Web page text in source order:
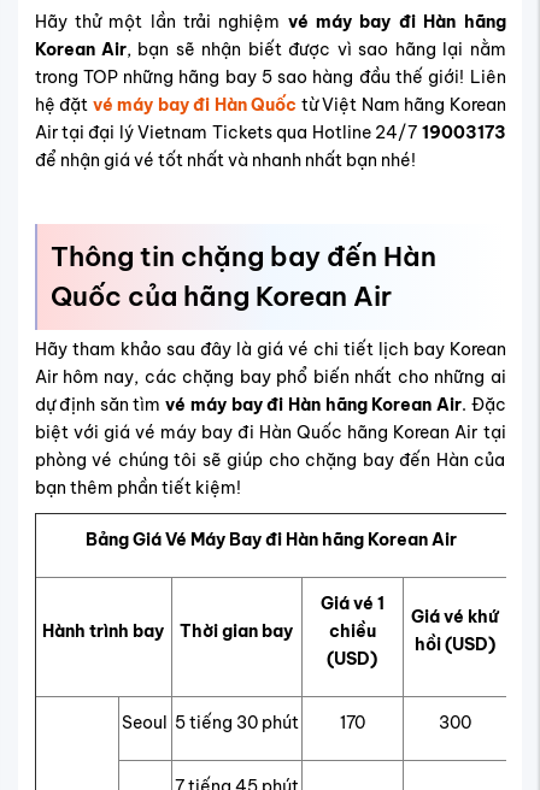
Hãy thử một lần trải nghiệm vé máy bay đi Hàn hãng
Korean Air, bạn sẽ nhận biết được vì sao hãng lại nằm
trong TOP những hãng bay 5 sao hàng đầu thế giới! Liên
hệ đặt vé máy bay đi Hàn Quốc từ Việt Nam hãng Korean
Air tại đại lý Vietnam Tickets qua Hotline 24/7 19003173
để nhận giá vé tốt nhất và nhanh nhất bạn nhé!
Thông tin chặng bay đến Hàn
Quốc của hãng Korean Air
Hãy tham khảo sau đây là giá vé chi tiết lịch bay Korean
Air hôm nay, các chặng bay phổ biến nhất cho những ai
dự định săn tìm vé máy bay đi Hàn hãng Korean Air. Đặc
biệt với giá vé máy bay đi Hàn Quốc hãng Korean Air tại
phòng vé chúng tôi sẽ giúp cho chặng bay đến Hàn của
bạn thêm phần tiết kiệm!
Bảng Giá Vé Máy Bay đi Hàn hãng Korean Air
Hành trình bay Thời gian bay
Giá vé 1
chiều
(USD)
Giá vé khứ
hồi (USD)
Seoul 5 tiếng 30 phút 170 300